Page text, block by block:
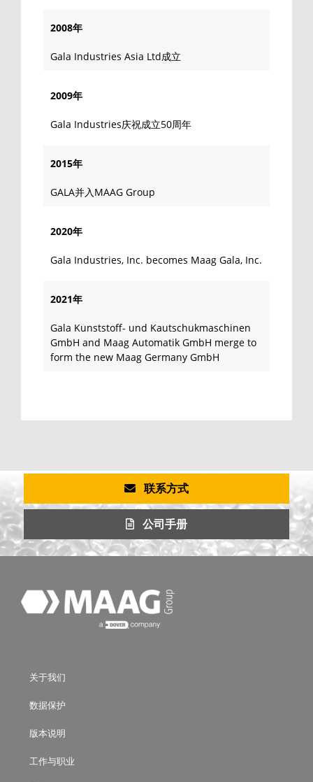
2008年
Gala Industries Asia Ltd成立
2009年
Gala Industries庆祝成立50周年
2015年
GALA并入MAAG Group
2020年
Gala Industries, Inc. becomes Maag Gala, Inc.
2021年
Gala Kunststoff- und Kautschukmaschinen
GmbH and Maag Automatik GmbH merge to
form the new Maag Germany GmbH
联系方式
公司手册
关于我们
数据保护
版本说明
工作与职业